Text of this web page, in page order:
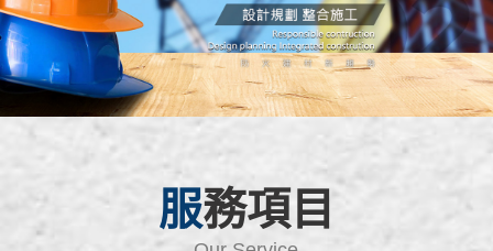
服務項目